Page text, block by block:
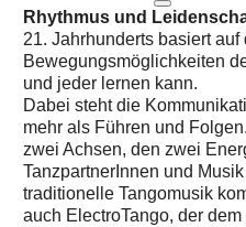
Rhythmus und
21. Jahrhunderts basiert auf
Bewegungsmöglichkeiten
und jeder lernen kann.
Dabei steht die
mehr als Führen und
zwei Achsen, den zwei
TanzpartnerInnen und
traditionelle Tangomusik
auch ElectroTango, der